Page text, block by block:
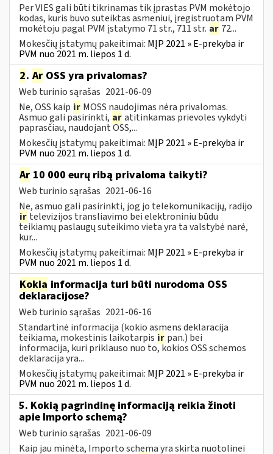
Per VIES gali būti tikrinamas tik įprastas PVM mokėtojo
kodas, kuris buvo suteiktas asmeniui, įregistruotam PVM
mokėtoju pagal PVM įstatymo 71 str., 711 str. ar 72...
Mokesčių įstatymų pakeitimai: MĮP 2021 » E-prekyba ir
PVM nuo 2021 m. liepos 1 d.
2. Ar OSS yra privalomas?
Web turinio sąrašas 2021-06-09
Ne, OSS kaip ir MOSS naudojimas nėra privalomas.
Asmuo gali pasirinkti, aratitinkamas prievoles vykdyti
paprasčiau, naudojant OSS,...
Mokesčių įstatymų pakeitimai: MĮP 2021 » E-prekyba ir
PVM nuo 2021 m. liepos 1 d.
Ar 10 000 eurų ribą privaloma taikyti?
Web turinio sąrašas 2021-06-16
Ne, asmuo gali pasirinkti, jog jo telekomunikacijų, radijo
ir televizijos transliavimo bei elektroniniu būdu
teikiamų paslaugų suteikimo vieta yra ta valstybė narė,
kur...
Mokesčių įstatymų pakeitimai: MĮP 2021 » E-prekyba ir
PVM nuo 2021 m. liepos 1 d.
Kokia informacija turi būti nurodoma OSS
deklaracijose?
Web turinio sąrašas 2021-06-16
Standartinė informacija (kokio asmens deklaracija
teikiama, mokestinis laikotarpis ir pan.) bei
informacija, kuri priklauso nuo to, kokios OSS schemos
deklaracija yra...
Mokesčių įstatymų pakeitimai: MĮP 2021 » E-prekyba ir
PVM nuo 2021 m. liepos 1 d.
5. Kokią pagrindinę informaciją reikia žinoti
apie Importo schemą?
Web turinio sąrašas 2021-06-09
Kaip jau minėta, Importo schema yra skirta nuotolinei